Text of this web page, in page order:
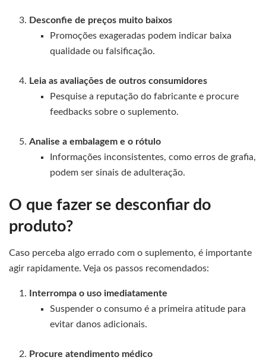
Desconfie de preços muito baixos
Promoções exageradas podem indicar baixa
qualidade ou falsificação.
Leia as avaliações de outros consumidores
Pesquise a reputação do fabricante e procure
feedbacks sobre o suplemento.
Analise a embalagem e o rótulo
Informações inconsistentes, como erros de grafia,
podem ser sinais de adulteração.
O que fazer se desconfiar do
produto?
Caso perceba algo errado com o suplemento, é importante
agir rapidamente. Veja os passos recomendados:
Interrompa o uso imediatamente
Suspender o consumo é a primeira atitude para
evitar danos adicionais.
Procure atendimento médico